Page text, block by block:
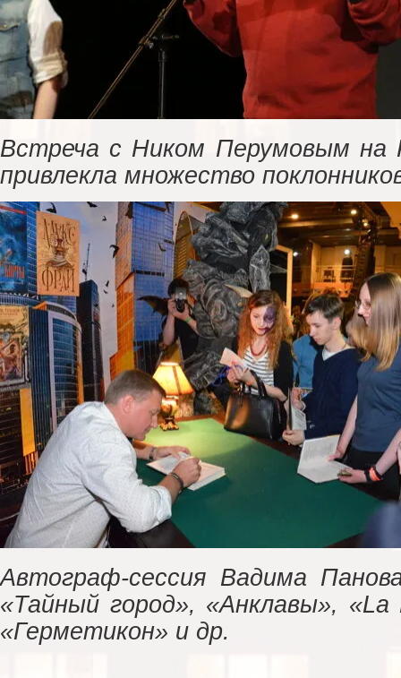
Встреча с Ником Перумовым на
привлекла множество
Автограф-сессия Вадима
«Тайный город», «Анклавы», «La
«Герметикон» и др.